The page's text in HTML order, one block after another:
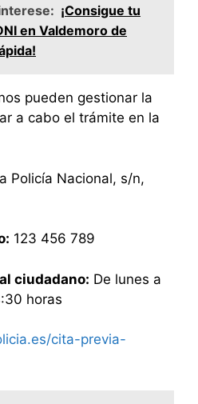
¡Consigue tu
en Valdemoro de
pueden gestionar la
a cabo el trámite en la
Policía Nacional, s/n,
123 456 789
ciudadano: De lunes a
horas
cita-previa-